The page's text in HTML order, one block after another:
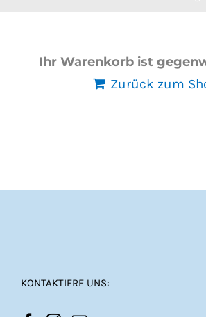
Ihr Warenkorb ist
Zurück zum
KONTAKTIERE UNS: